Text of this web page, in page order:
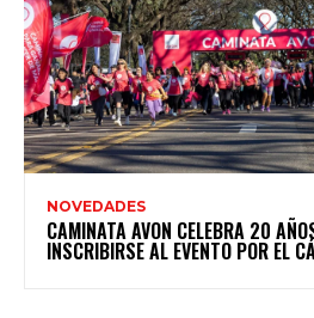
NOVEDADES
CAMINATA AVON CELEBRA 20
INSCRIBIRSE AL EVENTO POR EL